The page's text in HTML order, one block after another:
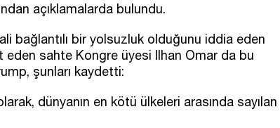
açıklamalarda bulundu.
bağlantılı bir yolsuzluk olduğunu iddia eden
sahte Kongre üyesi Ilhan Omar da bu
şunları kaydetti:
dünyanın en kötü ülkeleri arasında sayılan